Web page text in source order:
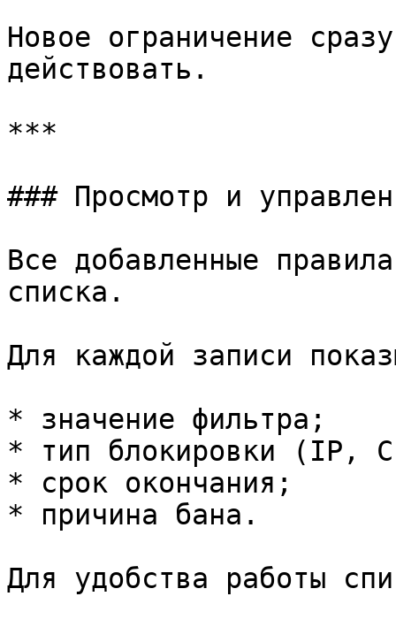
Новое ограничение
действовать.
***
### Просмотр и
Все добавленные
списка.
Для каждой записи
* значение фильтра;
* тип блокировки (IP,
* срок окончания;
* причина бана.
Для удобства работы